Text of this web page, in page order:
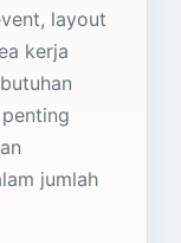
layout
kerja
jumlah